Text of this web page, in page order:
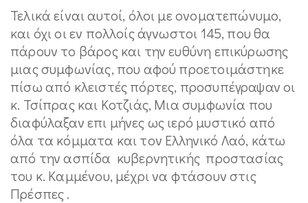
Τελικά είναι αυτοί, όλοι με ονοματεπώνυμο,
και όχι οι εν πολλοίς άγνωστοι 145, που θα
πάρουν το βάρος και την ευθύνη επικύρωσης
μιας συμφωνίας, που αφού προετοιμάστηκε
πίσω από κλειστές πόρτες, προσυπέγραψαν οι
κ. Τσίπρας και Κοτζιάς, Μια συμφωνία που
διαφύλαξαν επι μήνες ως ιερό μυστικό από
όλα τα κόμματα και τον Ελληνικό Λαό, κάτω
από την ασπίδα κυβερνητικής προστασίας
του κ. Καμμένου, μέχρι να φτάσουν στις
Πρέσπες .